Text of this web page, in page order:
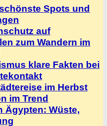
Spots und
auf
zum Wandern im
klare Fakten bei
im Herbst
im Trend
Ägypten: Wüste,